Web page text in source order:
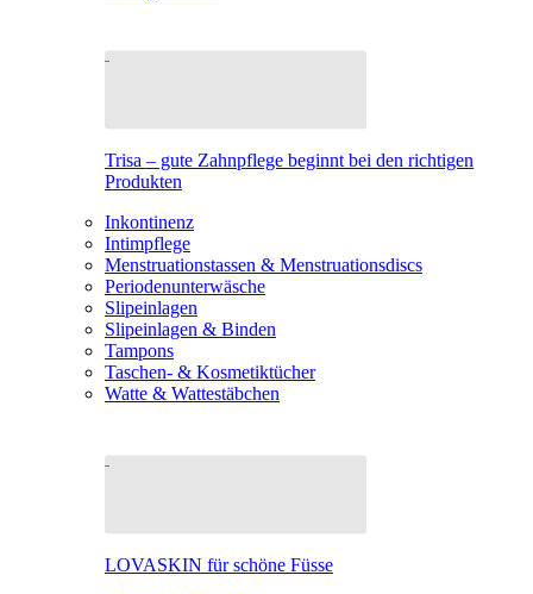
Trisa – gute Zahnpflege beginnt bei den richtigen
Produkten
Inkontinenz
Intimpflege
Menstruationstassen & Menstruationsdiscs
Periodenunterwäsche
Slipeinlagen
Slipeinlagen & Binden
Tampons
Taschen- & Kosmetiktücher
Watte & Wattestäbchen
LOVASKIN für schöne Füsse